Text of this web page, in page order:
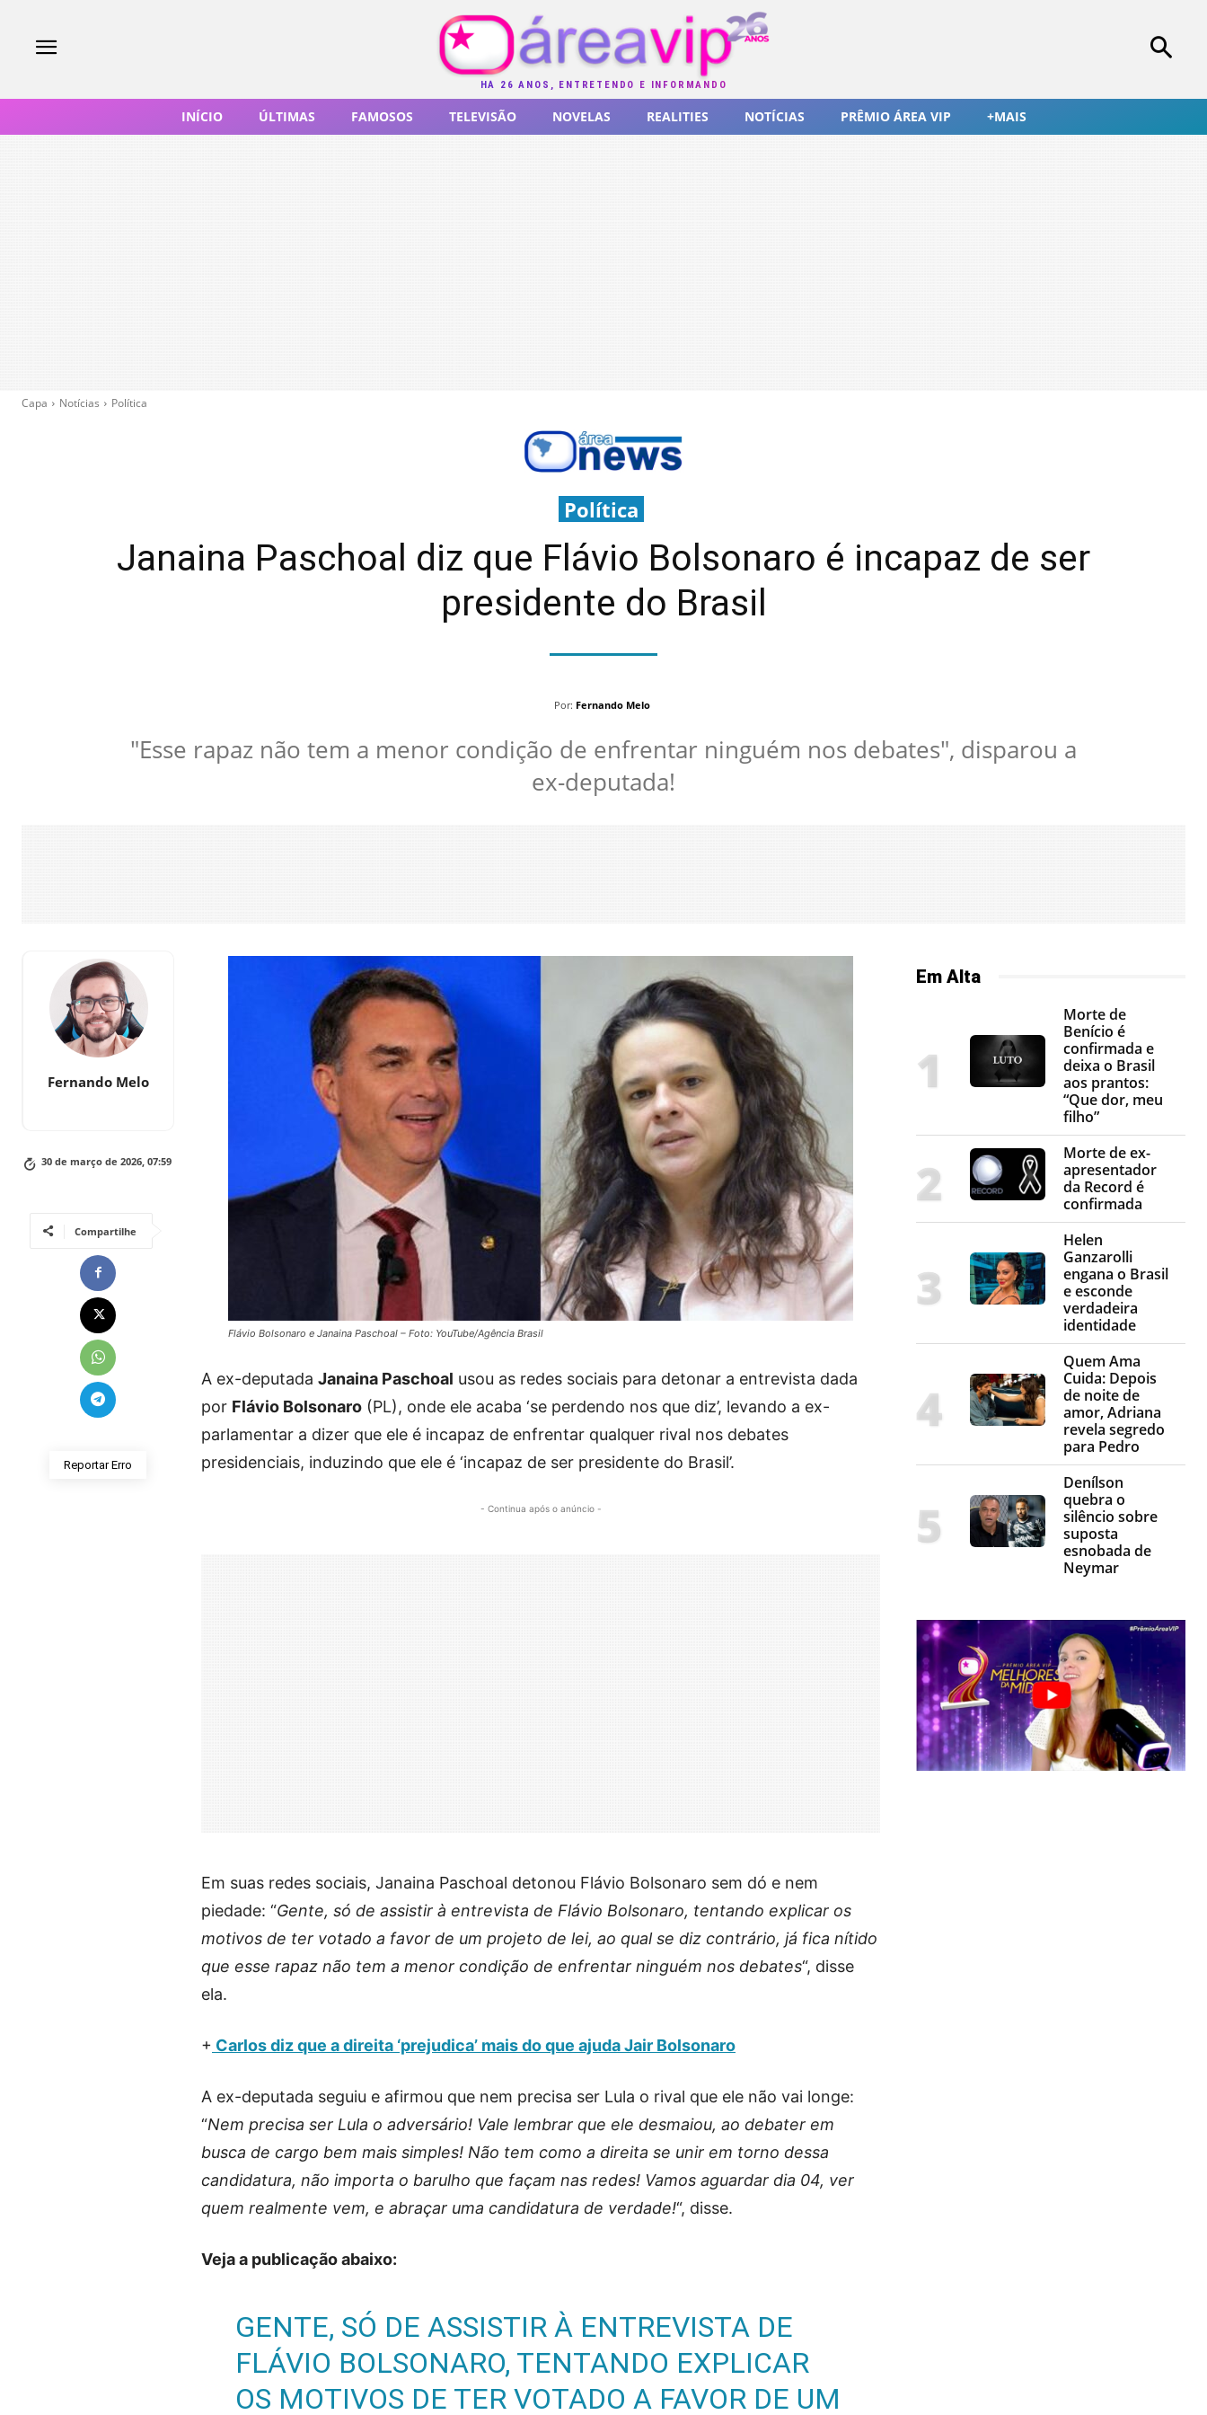
HÁ 26 ANOS, ENTRETENDO E INFORMANDO
INÍCIO ÚLTIMAS FAMOSOS TELEVISÃO NOVELAS REALITIES NOTÍCIAS PRÊMIO ÁREA VIP +MAIS
Capa Notícias Política
Política
Janaina Paschoal diz que Flávio Bolsonaro é incapaz de ser
presidente do Brasil
Por: Fernando Melo
"Esse rapaz não tem a menor condição de enfrentar ninguém nos debates", disparou a
ex-deputada!
Fernando Melo
30 de março de 2026, 07:59
Compartilhe
Reportar Erro
Flávio Bolsonaro e Janaina Paschoal – Foto: YouTube/Agência Brasil
A ex-deputada Janaina Paschoal usou as redes sociais para detonar a entrevista dada
por Flávio Bolsonaro (PL), onde ele acaba ‘se perdendo nos que diz’, levando a ex-
parlamentar a dizer que ele é incapaz de enfrentar qualquer rival nos debates
presidenciais, induzindo que ele é ‘incapaz de ser presidente do Brasil’.
- Continua após o anúncio -
Em suas redes sociais, Janaina Paschoal detonou Flávio Bolsonaro sem dó e nem
piedade: “Gente, só de assistir à entrevista de Flávio Bolsonaro, tentando explicar os
motivos de ter votado a favor de um projeto de lei, ao qual se diz contrário, já fica nítido
que esse rapaz não tem a menor condição de enfrentar ninguém nos debates“, disse
ela.
+ Carlos diz que a direita ‘prejudica’ mais do que ajuda Jair Bolsonaro
A ex-deputada seguiu e afirmou que nem precisa ser Lula o rival que ele não vai longe:
“Nem precisa ser Lula o adversário! Vale lembrar que ele desmaiou, ao debater em
busca de cargo bem mais simples! Não tem como a direita se unir em torno dessa
candidatura, não importa o barulho que façam nas redes! Vamos aguardar dia 04, ver
quem realmente vem, e abraçar uma candidatura de verdade!“, disse.
Veja a publicação abaixo:
GENTE, SÓ DE ASSISTIR À ENTREVISTA DE
FLÁVIO BOLSONARO, TENTANDO EXPLICAR
OS MOTIVOS DE TER VOTADO A FAVOR DE UM
Em Alta
Morte de
Benício é
confirmada e
deixa o Brasil
aos prantos:
“Que dor, meu
filho”
Morte de ex-
apresentador
da Record é
confirmada
Helen
Ganzarolli
engana o Brasil
e esconde
verdadeira
identidade
Quem Ama
Cuida: Depois
de noite de
amor, Adriana
revela segredo
para Pedro
Denílson
quebra o
silêncio sobre
suposta
esnobada de
Neymar